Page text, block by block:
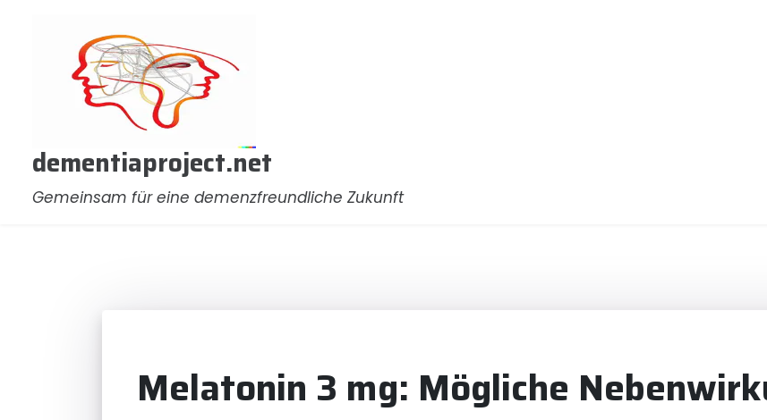
dementiaproject.net
Gemeinsam für eine demenzfreundliche Zukunft
Melatonin 3 mg: Mögliche